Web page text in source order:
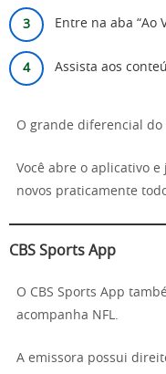
Entre na aba “Ao
Assista aos
O grande diferencial do
Você abre o aplicativo
novos praticamente
CBS Sports App
O CBS Sports App
acompanha NFL.
A emissora possui